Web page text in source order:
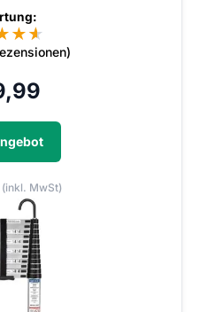
★★
★
MwSt)